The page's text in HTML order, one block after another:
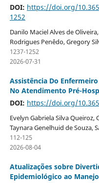
DOI: https://doi.org/
1252
Danilo Maciel Alves de
Rodrigues Penêdo, Gregory
1237-1252
2026-07-31
Assistência Do
No Atendimento Pré-
DOI: https://doi.org/
Evelyn Gabriela Silva Queiroz,
Taynara Genelhuid de Souza,
112-125
2026-08-04
Atualizações sobre
Epidemiológico ao Manejo